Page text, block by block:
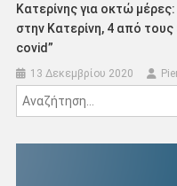
Κατερίνης για οκτώ
στην Κατερίνη, 4 από
covid”
13 Δεκεμβρίου 2020